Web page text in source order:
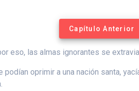
Capítulo Anterior
eso, las almas ignorantes se
oprimir a una nación santa,